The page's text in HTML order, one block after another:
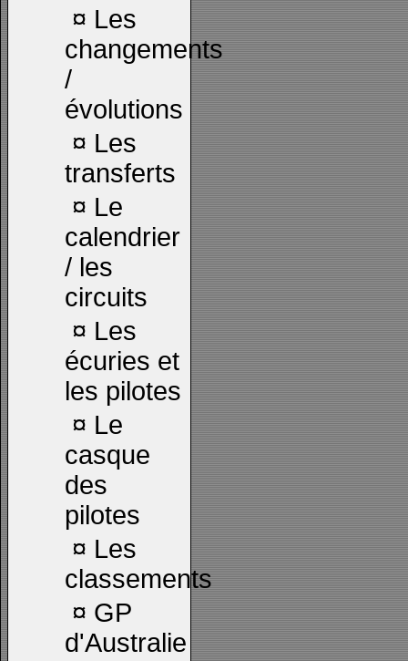
¤ Les
changements
/
évolutions
¤ Les
transferts
¤ Le
calendrier
/ les
circuits
¤ Les
écuries et
les pilotes
¤ Le
casque
des
pilotes
¤ Les
classements
¤ GP
d'Australie